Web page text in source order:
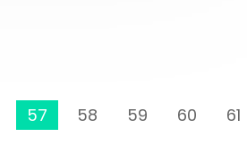
57 58 59 60 61